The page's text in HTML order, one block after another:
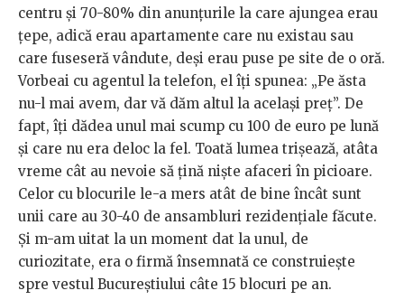
centru și 70-80% din anunțurile la care ajungea erau
țepe, adică erau apartamente care nu existau sau
care fuseseră vândute, deși erau puse pe site de o oră.
Vorbeai cu agentul la telefon, el îți spunea: „Pe ăsta
nu-l mai avem, dar vă dăm altul la același preț”. De
fapt, îți dădea unul mai scump cu 100 de euro pe lună
și care nu era deloc la fel. Toată lumea trișează, atâta
vreme cât au nevoie să țină niște afaceri în picioare.
Celor cu blocurile le-a mers atât de bine încât sunt
unii care au 30-40 de ansambluri rezidențiale făcute.
Și m-am uitat la un moment dat la unul, de
curiozitate, era o firmă însemnată ce construiește
spre vestul Bucureștiului câte 15 blocuri pe an.